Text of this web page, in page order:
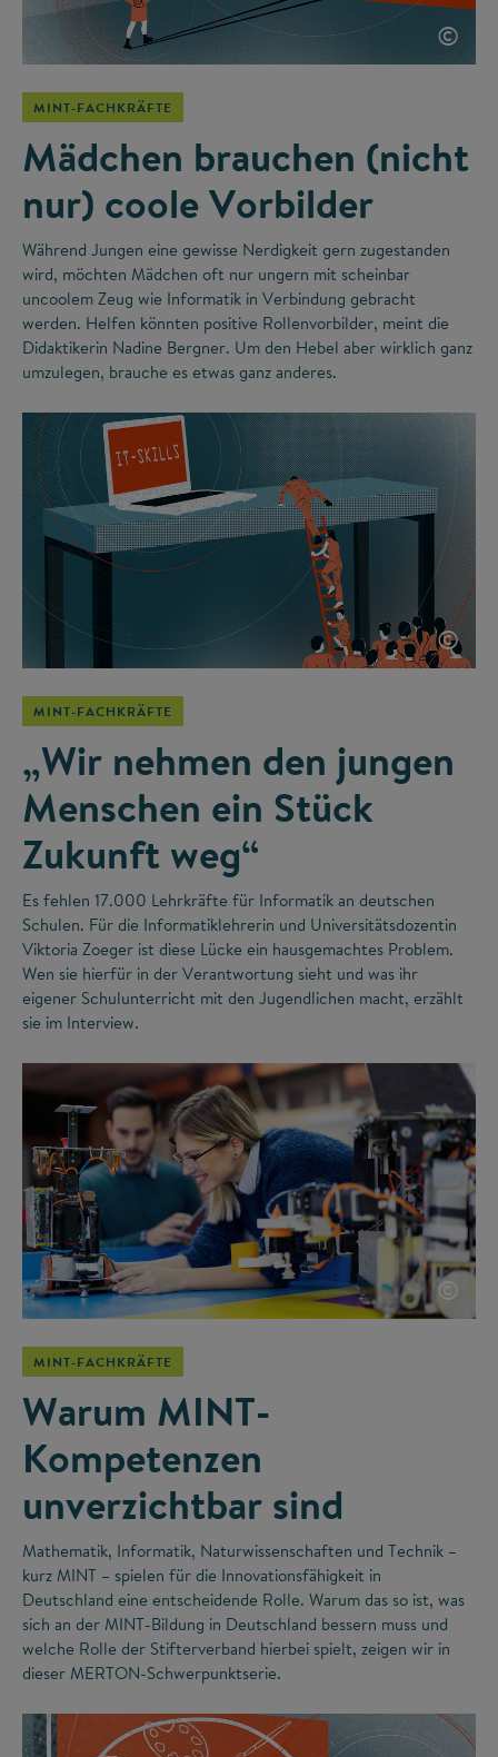
©
MINT-FACHKRÄFTE
Mädchen brauchen (nicht
nur) coole Vorbilder
Während Jungen eine gewisse Nerdigkeit gern zugestanden
wird, möchten Mädchen oft nur ungern mit scheinbar
uncoolem Zeug wie Informatik in Verbindung gebracht
werden. Helfen könnten positive Rollenvorbilder, meint die
Didaktikerin Nadine Bergner. Um den Hebel aber wirklich ganz
umzulegen, brauche es etwas ganz anderes.
©
MINT-FACHKRÄFTE
„Wir nehmen den jungen
Menschen ein Stück
Zukunft weg“
Es fehlen 17.000 Lehrkräfte für Informatik an deutschen
Schulen. Für die Informatiklehrerin und Universitätsdozentin
Viktoria Zoeger ist diese Lücke ein hausgemachtes Problem.
Wen sie hierfür in der Verantwortung sieht und was ihr
eigener Schulunterricht mit den Jugendlichen macht, erzählt
sie im Interview.
©
MINT-FACHKRÄFTE
Warum MINT-
Kompetenzen
unverzichtbar sind
Mathematik, Informatik, Naturwissenschaften und Technik –
kurz MINT – spielen für die Innovationsfähigkeit in
Deutschland eine entscheidende Rolle. Warum das so ist, was
sich an der MINT-Bildung in Deutschland bessern muss und
welche Rolle der Stifterverband hierbei spielt, zeigen wir in
dieser MERTON-Schwerpunktserie.